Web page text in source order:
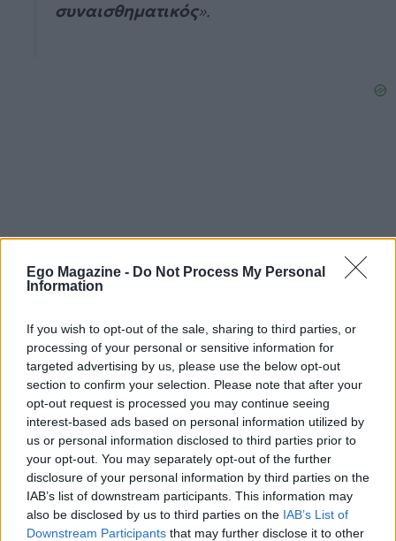
Ego Magazine - Do Not Process My Personal
Information
If you wish to opt-out of the sale, sharing to third parties, or
processing of your personal or sensitive information for
targeted advertising by us, please use the below opt-out
section to confirm your selection. Please note that after your
opt-out request is processed you may continue seeing
interest-based ads based on personal information utilized by
us or personal information disclosed to third parties prior to
your opt-out. You may separately opt-out of the further
disclosure of your personal information by third parties on the
IAB’s list of downstream participants. This information may
also be disclosed by us to third parties on the IAB’s List of
Downstream Participants that may further disclose it to other
συναισθηματικός».
ΑΝΤ1